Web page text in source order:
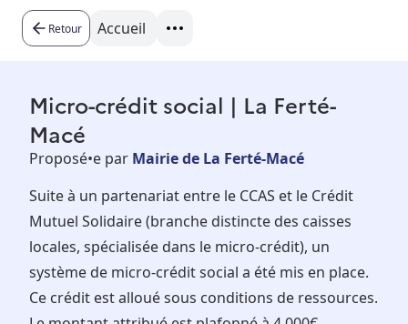
Besoin d'aide ?
Retour Accueil
Micro-crédit social | La Ferté-
Macé
Proposé•e par Mairie de La Ferté-Macé
Suite à un partenariat entre le CCAS et le Crédit
Mutuel Solidaire (branche distincte des caisses
locales, spécialisée dans le micro-crédit), un
système de micro-crédit social a été mis en place.
Ce crédit est alloué sous conditions de ressources.